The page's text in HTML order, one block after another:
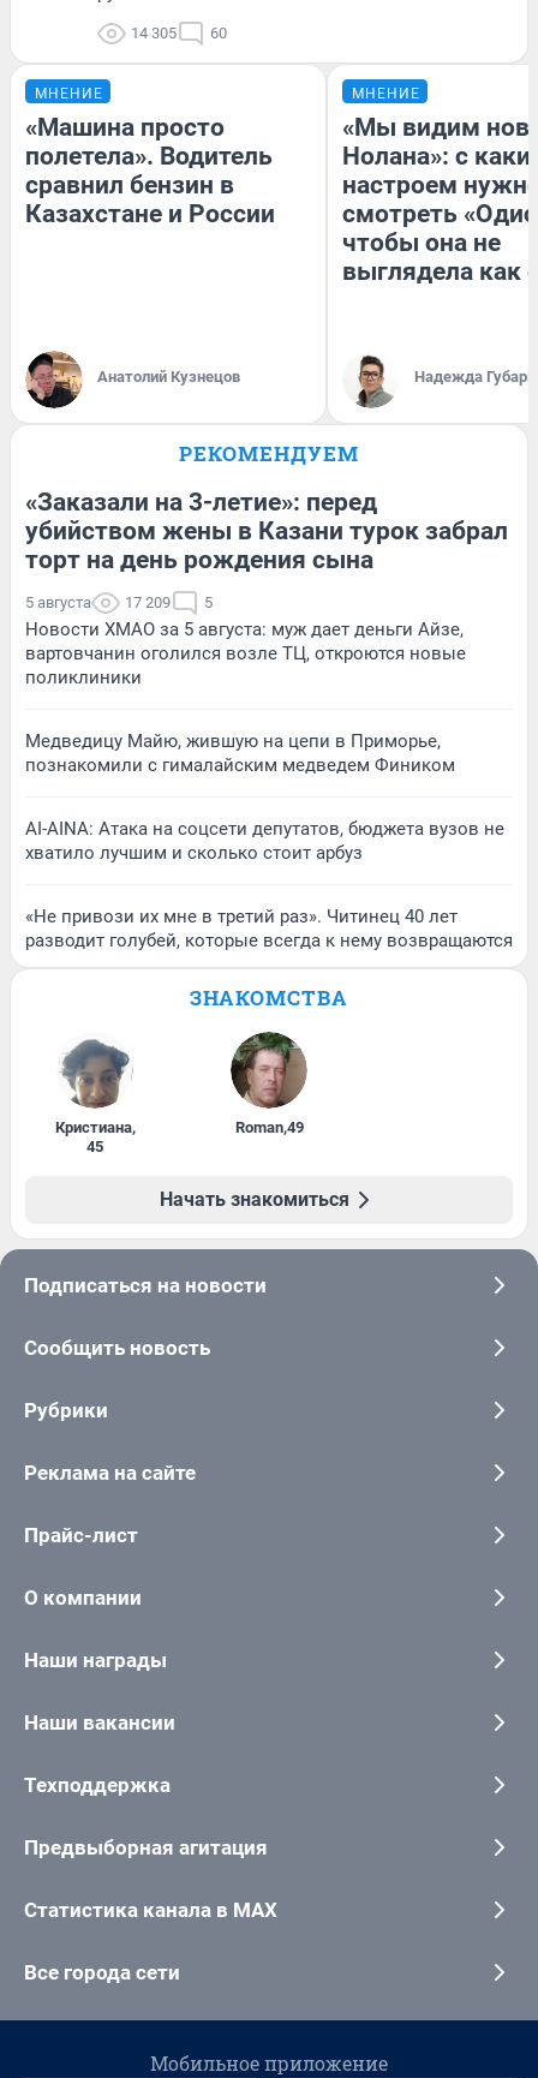
14 305 60
МНЕНИЕ
«Машина просто
полетела». Водитель
сравнил бензин в
Казахстане и России
Анатолий Кузнецов
МНЕНИЕ
«Мы видим
Нолана»: с
настроем
смотреть
чтобы она не
выглядела как
Надежда Губарь
РЕКОМЕНДУЕМ
«Заказали на 3-летие»: перед
убийством жены в Казани турок забрал
торт на день рождения сына
5 августа 17 209 5
Новости ХМАО за 5 августа: муж дает деньги Айзе,
вартовчанин оголился возле ТЦ, откроются новые
поликлиники
Медведицу Майю, жившую на цепи в Приморье,
познакомили с гималайским медведем Фиником
AI-AINA: Атака на соцсети депутатов, бюджета вузов не
хватило лучшим и сколько стоит арбуз
«Не привози их мне в третий раз». Читинец 40 лет
разводит голубей, которые всегда к нему возвращаются
ЗНАКОМСТВА
Кристиана,
45
Roman,49
Начать знакомиться
Подписаться на новости
Сообщить новость
Рубрики
Реклама на сайте
Прайс-лист
О компании
Наши награды
Наши вакансии
Техподдержка
Предвыборная агитация
Статистика канала в MAX
Все города сети
Мобильное приложение